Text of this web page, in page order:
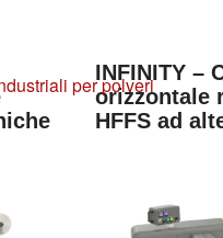
per polveri
INFINITY –
orizzontale
HFFS ad